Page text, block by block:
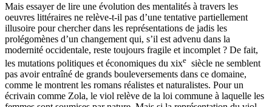
Mais essayer de lire une évolution des mentalités à travers les
oeuvres littéraires ne relève-t-il pas d’une tentative partiellement
illusoire pour chercher dans les représentations de jadis les
prolégomènes d’un changement qui, s’il est advenu dans la
modernité occidentale, reste toujours fragile et incomplet ? De fait,
les mutations politiques et économiques du xixe siècle ne semblent
pas avoir entraîné de grands bouleversements dans ce domaine,
comme le montrent les romans réalistes et naturalistes. Pour un
écrivain comme Zola, le viol relève de la loi commune à laquelle les